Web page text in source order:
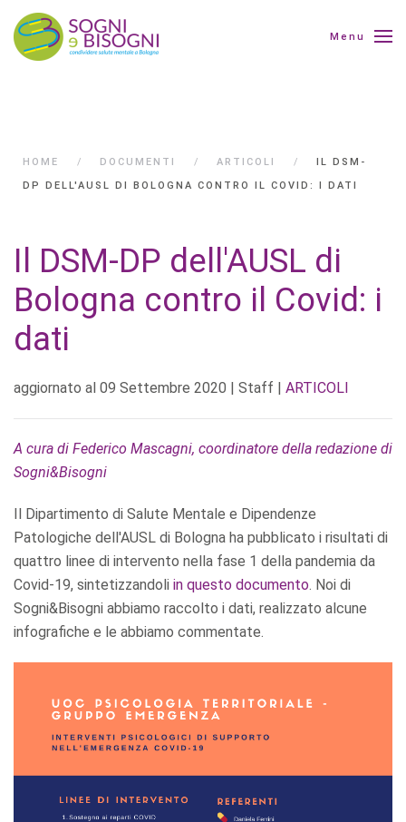
Menu
HOME DOCUMENTI ARTICOLI
IL DSM-
DP DELL'AUSL DI BOLOGNA CONTRO IL COVID: I DATI
Il DSM-DP dell'AUSL di
Bologna contro il Covid: i
dati
aggiornato al 09 Settembre 2020 | Staff | ARTICOLI
A cura di Federico Mascagni, coordinatore della redazione di
Sogni&Bisogni
Il Dipartimento di Salute Mentale e Dipendenze
Patologiche dell'AUSL di Bologna ha pubblicato i risultati di
quattro linee di intervento nella fase 1 della pandemia da
Covid-19, sintetizzandoli in questo documento. Noi di
Sogni&Bisogni abbiamo raccolto i dati, realizzato alcune
infografiche e le abbiamo commentate.